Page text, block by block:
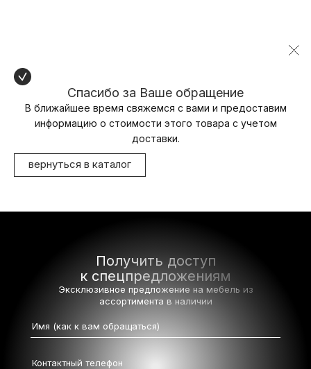
Спасибо за Ваше обращение
В ближайшее время свяжемся с вами и предоставим
информацию о стоимости этого товара с учетом
доставки.
вернуться в каталог
Получить доступ
к спецпредложениям
Эксклюзивное предложение на мебель из
ассортимента в наличии